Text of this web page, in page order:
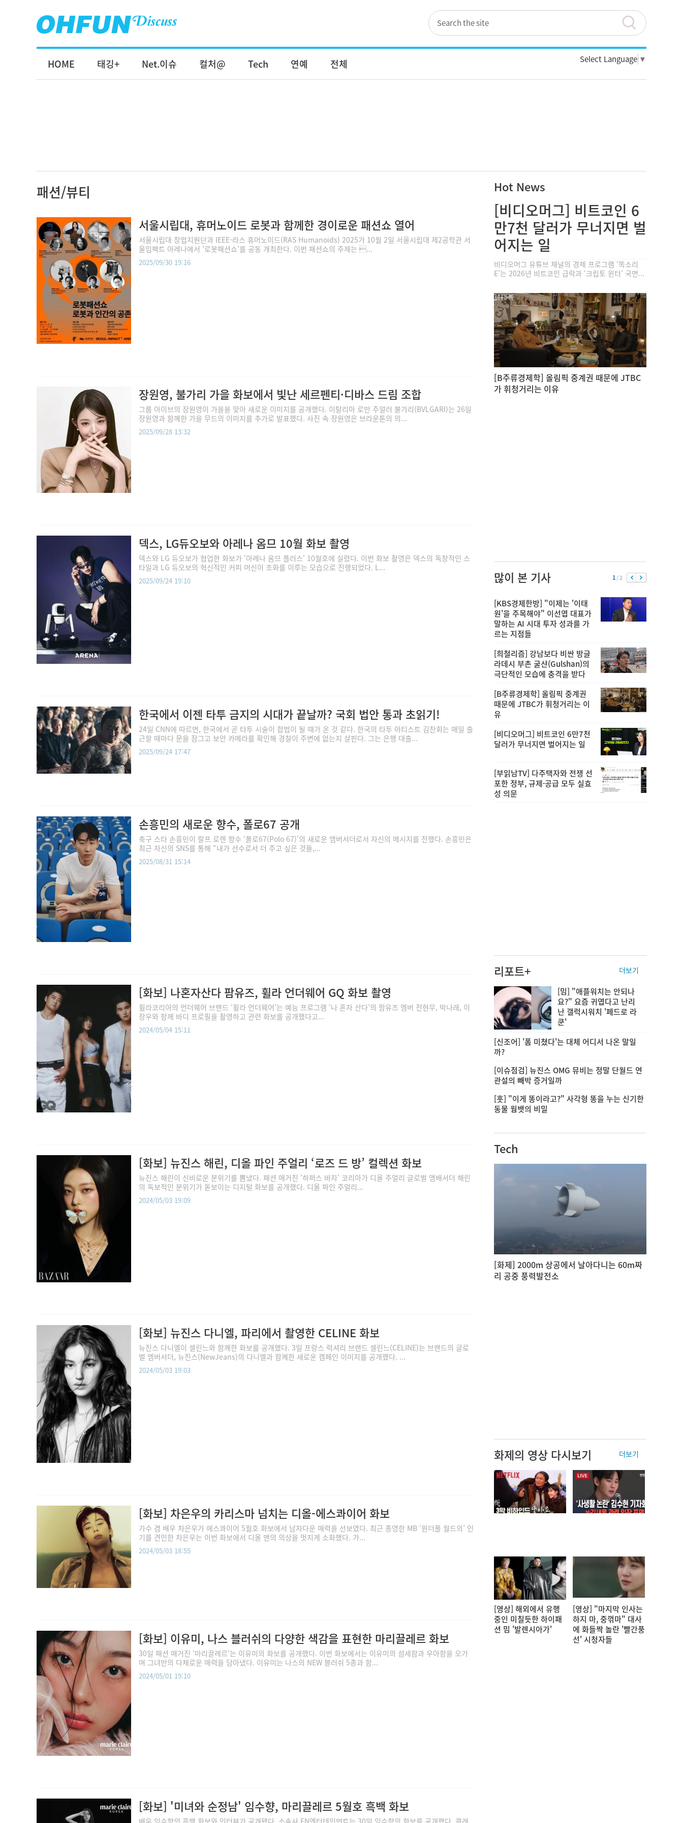
HOME 태깅+ Net.이슈 컬처@ Tech 연예 전체 Select Language ▼
패션/뷰티
서울시립대, 휴머노이드 로봇과 함께한 경이로운 패션쇼 열어
서울시립대 창업지원단과 IEEE-라스 휴머노이드(RAS Humanoids) 2025가 10월 2일 서울시립대 제2공학관 서
울임팩트 아레나에서 '로봇패션쇼'를 공동 개최한다. 이번 패션쇼의 주제는 ...
2025/09/30 19:16
장원영, 불가리 가을 화보에서 빛난 세르펜티·디바스 드림 조합
그룹 아이브의 장원영이 가을을 맞아 새로운 이미지를 공개했다. 이탈리아 로만 주얼러 불가리(BVLGARI)는 26일
장원영과 함께한 가을 무드의 이미지를 추가로 발표했다. 사진 속 장원영은 브라운톤의 의...
2025/09/28 13:32
덱스, LG듀오보와 아레나 옴므 10월 화보 촬영
덱스와 LG 듀오보가 협업한 화보가 '아레나 옴므 플러스' 10월호에 실렸다. 이번 화보 촬영은 덱스의 독창적인 스
타일과 LG 듀오보의 혁신적인 커피 머신이 조화를 이루는 모습으로 진행되었다. L...
2025/09/24 19:10
한국에서 이젠 타투 금지의 시대가 끝날까? 국회 법안 통과 초읽기!
24일 CNN에 따르면, 한국에서 곧 타투 시술이 합법이 될 때가 온 것 같다. 한국의 타투 아티스트 김찬회는 매일 출
근할 때마다 문을 잠그고 보안 카메라를 확인해 경찰이 주변에 없는지 살핀다. 그는 은행 대출...
2025/09/24 17:47
손흥민의 새로운 향수, 폴로67 공개
축구 스타 손흥민이 랄프 로렌 향수 ‘폴로67(Polo 67)’의 새로운 앰버서더로서 자신의 메시지를 전했다. 손흥민은
최근 자신의 SNS를 통해 “내가 선수로서 더 주고 싶은 것들,...
2025/08/31 15:14
[화보] 나혼자산다 팜유즈, 휠라 언더웨어 GQ 화보 촬영
휠라코리아의 언더웨어 브랜드 ‘휠라 언더웨어’는 예능 프로그램 ‘나 혼자 산다’의 팜유즈 멤버 전현무, 박나래, 이
장우와 함께 바디 프로필을 촬영하고 관련 화보를 공개했다고...
2024/05/04 15:11
[화보] 뉴진스 해린, 디올 파인 주얼리 ‘로즈 드 방’ 컬렉션 화보
뉴진스 해린이 신비로운 분위기를 뽐냈다. 패션 매거진 '하퍼스 바자' 코리아가 디올 주얼리 글로벌 앰배서더 해린
의 독보적인 분위기가 돋보이는 디지털 화보를 공개했다. 디올 파인 주얼리...
2024/05/03 19:09
[화보] 뉴진스 다니엘, 파리에서 촬영한 CELINE 화보
뉴진스 다니엘이 셀린느와 함께한 화보를 공개했다. 3일 프랑스 럭셔리 브랜드 셀린느(CELINE)는 브랜드의 글로
벌 엠버서더, 뉴진스(NewJeans)의 다니엘과 함께한 새로운 캠페인 이미지를 공개했다. ...
2024/05/03 19:03
[화보] 차은우의 카리스마 넘치는 디올-에스콰이어 화보
가수 겸 배우 차은우가 에스콰이어 5월호 화보에서 남자다운 매력을 선보였다. 최근 종영한 MB ‘원더풀 월드의’ 인
기를 견인한 차은우는 이번 화보에서 디올 맨의 의상을 멋지게 소화했다. 가...
2024/05/03 18:55
[화보] 이유미, 나스 블러쉬의 다양한 색감을 표현한 마리끌레르 화보
30일 패션 매거진 ‘마리끌레르’는 이유미의 화보를 공개했다. 이번 화보에서는 이유미의 섬세함과 우아함을 오가
며 그녀만의 다채로운 매력을 담아냈다. 이유미는 나스의 NEW 블러쉬 5종과 함...
2024/05/01 19:10
[화보] '미녀와 순정남' 임수향, 마리끌레르 5월호 흑백 화보
배우 임수향의 흑백 화보와 인터뷰가 공개됐다. 소속사 FN엔터테인먼트는 30일 임수향의 화보를 공개했다. 클래
Hot News
[비디오머그] 비트코인 6
만7천 달러가 무너지면 벌
어지는 일
비디오머그 유튜브 채널의 경제 프로그램 ‘똑소리
E’는 2026년 비트코인 급락과 ‘크립토 윈터’ 국면...
[B주류경제학] 올림픽 중계권 때문에 JTBC
가 휘청거리는 이유
많이 본 기사 1/ 2
[KBS경제한방] "이제는 '이태
원'을 주목해야" 이선엽 대표가
말하는 AI 시대 투자 성과를 가
르는 지점들
[희철리즘] 강남보다 비싼 방글
라데시 부촌 굴샨(Gulshan)의
극단적인 모습에 충격을 받다
[B주류경제학] 올림픽 중계권
때문에 JTBC가 휘청거리는 이
유
[비디오머그] 비트코인 6만7천
달러가 무너지면 벌어지는 일
[부읽남TV] 다주택자와 전쟁 선
포한 정부, 규제·공급 모두 실효
성 의문
리포트+ 더보기
[밈] "애플워치는 안되나
요?" 요즘 귀엽다고 난리
난 갤럭시워치 '페드로 라
쿤'
[신조어] '폼 미쳤다'는 대체 어디서 나온 말일
까?
[이슈점검] 뉴진스 OMG 뮤비는 정말 단월드 연
관설의 빼박 증거일까
[훗] "이게 똥이라고?" 사각형 똥을 누는 신기한
동물 웜뱃의 비밀
Tech
[화제] 2000m 상공에서 날아다니는 60m짜
리 공중 풍력발전소
화제의 영상 다시보기 더보기
[영상] 해외에서 유행
중인 미칠듯한 하이패
션 밈 '발렌시아가'
[영상] "마지막 인사는
하지 마, 중꺾마" 대사
에 화들짝 놀란 '빨간풍
선' 시청자들